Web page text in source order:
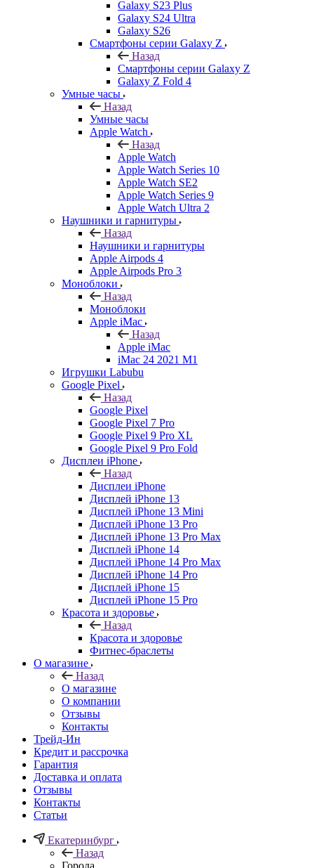
Galaxy S23 Plus
Galaxy S24 Ultra
Galaxy S26
Смартфоны серии Galaxy Z
Назад
Смартфоны серии Galaxy Z
Galaxy Z Fold 4
Умные часы
Назад
Умные часы
Apple Watch
Назад
Apple Watch
Apple Watch Series 10
Apple Watch SE2
Apple Watch Series 9
Apple Watch Ultra 2
Наушники и гарнитуры
Назад
Наушники и гарнитуры
Apple Airpods 4
Apple Airpods Pro 3
Моноблоки
Назад
Моноблоки
Apple iMac
Назад
Apple iMac
iMac 24 2021 M1
Игрушки Labubu
Google Pixel
Назад
Google Pixel
Google Pixel 7 Pro
Google Pixel 9 Pro XL
Google Pixel 9 Pro Fold
Дисплеи iPhone
Назад
Дисплеи iPhone
Дисплей iPhone 13
Дисплей iPhone 13 Mini
Дисплей iPhone 13 Pro
Дисплей iPhone 13 Pro Max
Дисплей iPhone 14
Дисплей iPhone 14 Pro Max
Дисплей iPhone 14 Pro
Дисплей iPhone 15
Дисплей iPhone 15 Pro
Красота и здоровье
Назад
Красота и здоровье
Фитнес-браслеты
О магазине
Назад
О магазине
О компании
Отзывы
Контакты
Трейд-Ин
Кредит и рассрочка
Гарантия
Доставка и оплата
Отзывы
Контакты
Статьи
Екатеринбург
Назад
Города